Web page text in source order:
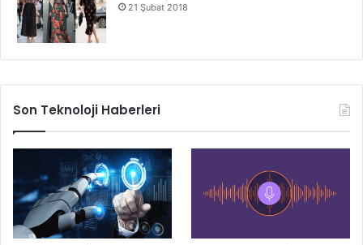
21 Şubat 2018
Son Teknoloji Haberleri